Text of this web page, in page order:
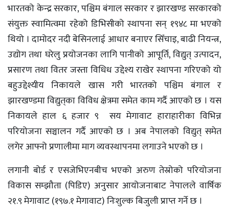
भारतको केन्द्र सरकार, पश्चिम बंगाल सरकार र झारखण्ड सरकारको
संयुक्त स्वामित्वमा रहेको डिभिसीको स्थापना सन् १९४८ मा भएको
थियो । दामोदर नदी बेसिनलाई आधार बनाएर सिँचाइ, बाढी नियन्त्र,
उद्योग तथा घरेलु प्रयोजनका लागि पानीको आपूर्ति, विद्युत् उत्पादन,
प्रसारण तथा वितर जस्ता विधिध उद्देश्य राखेर स्थापना गरिएको यो
बहुउद्देश्यीय निकायले खास गरी भारतको पश्चिम बंगाल र
झारखण्डमा विद्युत्‌का विविध क्षेत्रमा समेत काम गर्दै आएको छ । यस
निकायले हाल ६ हजार ९ सय मेगावाट हाराहारीका विभिन्न
परियोजना सञ्चालन गर्दै आएको छ । अब नेपालको विद्युत् समेत
लगेर आफ्नो प्रणालीमा माग व्यवस्थापनमा लगाउने भएको छ ।
लगानी बोर्ड र एसजेभिएनबीच भएको अरुण तेस्रोको परियोजना
विकास सम्झौता (पिडिए) अनुसार आयोजनाबाट नेपालले वार्षिक
२१.९ मेगावाट (१९७.१ मेगावाट) निःशुल्क बिजुली प्राप्त गर्ने छ ।